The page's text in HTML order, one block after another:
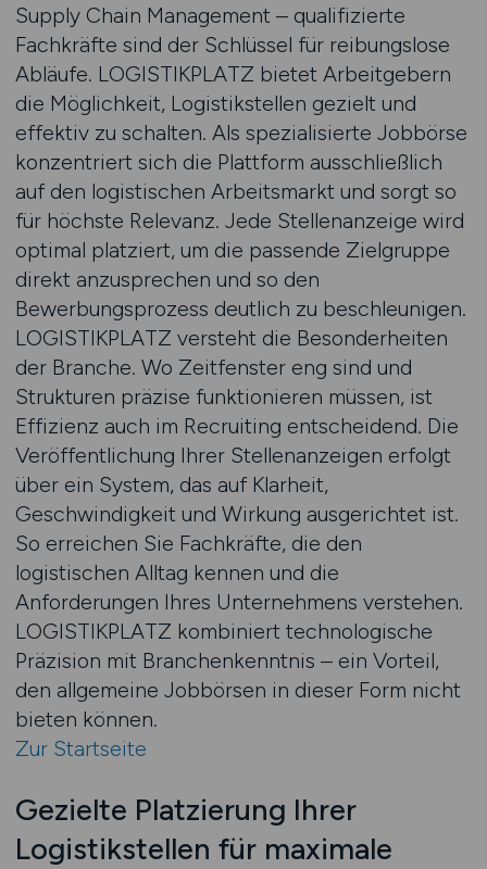
Supply Chain Management – qualifizierte
Fachkräfte sind der Schlüssel für reibungslose
Abläufe. LOGISTIKPLATZ bietet Arbeitgebern
die Möglichkeit, Logistikstellen gezielt und
effektiv zu schalten. Als spezialisierte Jobbörse
konzentriert sich die Plattform ausschließlich
auf den logistischen Arbeitsmarkt und sorgt so
für höchste Relevanz. Jede Stellenanzeige wird
optimal platziert, um die passende Zielgruppe
direkt anzusprechen und so den
Bewerbungsprozess deutlich zu beschleunigen.
LOGISTIKPLATZ versteht die Besonderheiten
der Branche. Wo Zeitfenster eng sind und
Strukturen präzise funktionieren müssen, ist
Effizienz auch im Recruiting entscheidend. Die
Veröffentlichung Ihrer Stellenanzeigen erfolgt
über ein System, das auf Klarheit,
Geschwindigkeit und Wirkung ausgerichtet ist.
So erreichen Sie Fachkräfte, die den
logistischen Alltag kennen und die
Anforderungen Ihres Unternehmens verstehen.
LOGISTIKPLATZ kombiniert technologische
Präzision mit Branchenkenntnis – ein Vorteil,
den allgemeine Jobbörsen in dieser Form nicht
bieten können.
Zur Startseite
Gezielte Platzierung Ihrer
Logistikstellen für maximale